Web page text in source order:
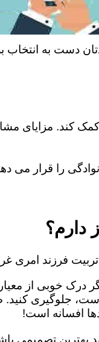
دست به انتخاب
کمک کند. مزایای
را قرار می
دارم؟
فرزند امری
درک خوبی از
جلوگیری
افسانه است!
بهترین تصمیمی